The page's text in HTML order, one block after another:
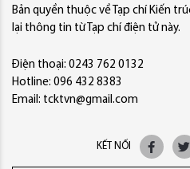
Bản quyền thuộc về Tạp chí Kiến
lại thông tin từ Tạp chí điện tử này.
Điện thoại: 0243 762 0132
Hotline: 096 432 8383
Email: tcktvn@gmail.com
KẾT NỐI